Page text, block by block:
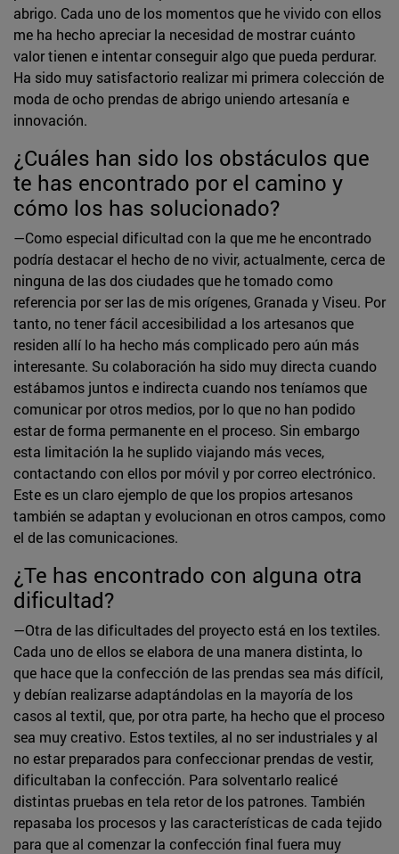
abrigo. Cada uno de los momentos que he vivido con ellos
me ha hecho apreciar la necesidad de mostrar cuánto
valor tienen e intentar conseguir algo que pueda perdurar.
Ha sido muy satisfactorio realizar mi primera colección de
moda de ocho prendas de abrigo uniendo artesanía e
innovación.
¿Cuáles han sido los obstáculos que
te has encontrado por el camino y
cómo los has solucionado?
—Como especial dificultad con la que me he encontrado
podría destacar el hecho de no vivir, actualmente, cerca de
ninguna de las dos ciudades que he tomado como
referencia por ser las de mis orígenes, Granada y Viseu. Por
tanto, no tener fácil accesibilidad a los artesanos que
residen allí lo ha hecho más complicado pero aún más
interesante. Su colaboración ha sido muy directa cuando
estábamos juntos e indirecta cuando nos teníamos que
comunicar por otros medios, por lo que no han podido
estar de forma permanente en el proceso. Sin embargo
esta limitación la he suplido viajando más veces,
contactando con ellos por móvil y por correo electrónico.
Este es un claro ejemplo de que los propios artesanos
también se adaptan y evolucionan en otros campos, como
el de las comunicaciones.
¿Te has encontrado con alguna otra
dificultad?
—Otra de las dificultades del proyecto está en los textiles.
Cada uno de ellos se elabora de una manera distinta, lo
que hace que la confección de las prendas sea más difícil,
y debían realizarse adaptándolas en la mayoría de los
casos al textil, que, por otra parte, ha hecho que el proceso
sea muy creativo. Estos textiles, al no ser industriales y al
no estar preparados para confeccionar prendas de vestir,
dificultaban la confección. Para solventarlo realicé
distintas pruebas en tela retor de los patrones. También
repasaba los procesos y las características de cada tejido
para que al comenzar la confección final fuera muy